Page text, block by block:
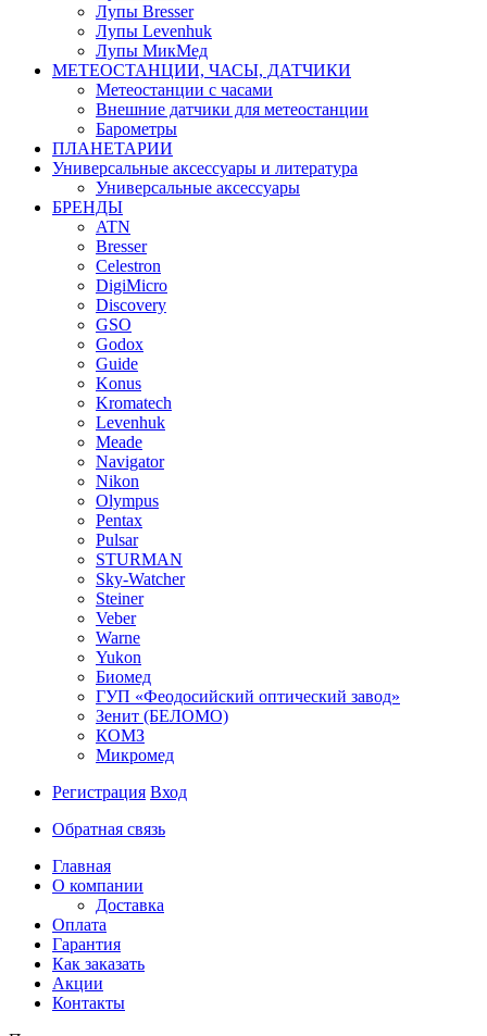
Лупы Bresser
Лупы Levenhuk
Лупы МикМед
МЕТЕОСТАНЦИИ, ЧАСЫ, ДАТЧИКИ
Метеостанции с часами
Внешние датчики для метеостанции
Барометры
ПЛАНЕТАРИИ
Универсальные аксессуары и литература
Универсальные аксессуары
БРЕНДЫ
ATN
Bresser
Celestron
DigiMicro
Discovery
GSO
Godox
Guide
Konus
Kromatech
Levenhuk
Meade
Navigator
Nikon
Olympus
Pentax
Pulsar
STURMAN
Sky-Watcher
Steiner
Veber
Warne
Yukon
Биомед
ГУП «Феодосийский оптический завод»
Зенит (БЕЛОМО)
КОМЗ
Микромед
Регистрация Вход
Обратная связь
Главная
О компании
Доставка
Оплата
Гарантия
Как заказать
Акции
Контакты